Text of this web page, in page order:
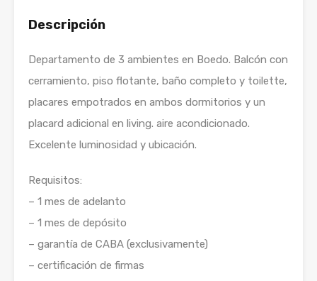
Descripción
Departamento de 3 ambientes en Boedo. Balcón con
cerramiento, piso flotante, baño completo y toilette,
placares empotrados en ambos dormitorios y un
placard adicional en living. aire acondicionado.
Excelente luminosidad y ubicación.
Requisitos:
– 1 mes de adelanto
– 1 mes de depósito
– garantía de CABA (exclusivamente)
– certificación de firmas